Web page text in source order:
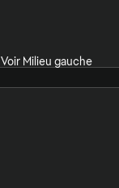
Voir Milieu gauche